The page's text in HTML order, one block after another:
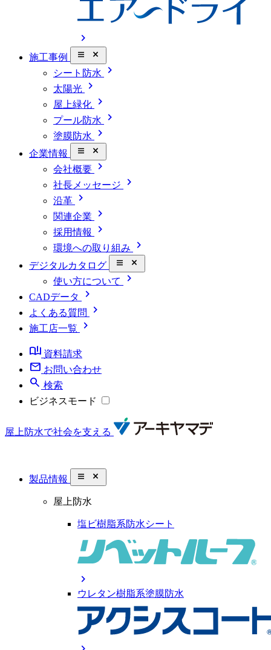
chevron_right
施工事例 close_small
シート防水 chevron_right
太陽光 chevron_right
屋上緑化 chevron_right
プール防水 chevron_right
塗膜防水 chevron_right
企業情報 close_small
会社概要 chevron_right
社長メッセージ chevron_right
沿革 chevron_right
関連企業 chevron_right
採用情報 chevron_right
環境への取り組み chevron_right
デジタルカタログ close_small
使い方について chevron_right
CADデータ chevron_right
よくある質問 chevron_right
施工店一覧
chevron_right
book_ribbon 資料請求
mail お問い合わせ
search 検索
ビジネスモード
屋上防水で社会を支える
製品情報 close_small
屋上防水
塩ビ樹脂系防水シート
chevron_right
ウレタン樹脂系塗膜防水